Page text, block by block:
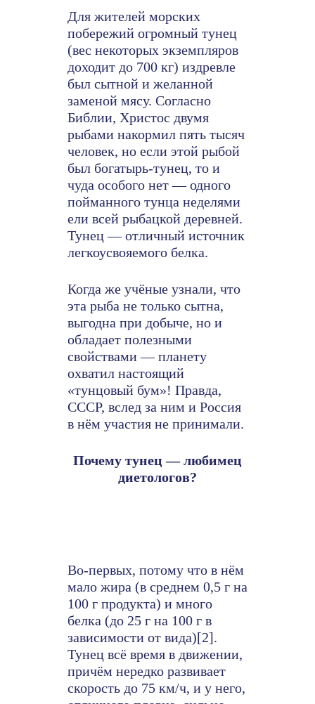
Для жителей морских
побережий огромный тунец
(вес некоторых экземпляров
доходит до 700 кг) издревле
был сытной и желанной
заменой мясу. Согласно
Библии, Христос двумя
рыбами накормил пять тысяч
человек, но если этой рыбой
был богатырь-тунец, то и
чуда особого нет — одного
пойманного тунца неделями
ели всей рыбацкой деревней.
Тунец — отличный источник
легкоусвояемого белка.
Когда же учёные узнали, что
эта рыба не только сытна,
выгодна при добыче, но и
обладает полезными
свойствами — планету
охватил настоящий
«тунцовый бум»! Правда,
СССР, вслед за ним и Россия
в нём участия не принимали.
Почему тунец — любимец
диетологов?
Во-первых, потому что в нём
мало жира (в среднем 0,5 г на
100 г продукта) и много
белка (до 25 г на 100 г в
зависимости от вида)[2].
Тунец всё время в движении,
причём нередко развивает
скорость до 75 км/ч, и у него,